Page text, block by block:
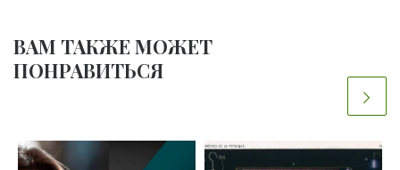
ВАМ ТАКЖЕ МОЖЕТ
ПОНРАВИТЬСЯ